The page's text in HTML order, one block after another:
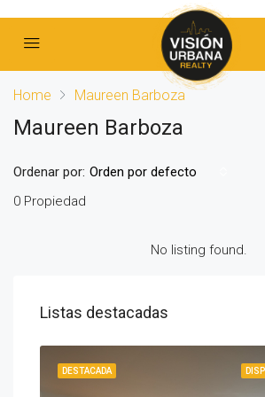
Home Maureen Barboza
Maureen Barboza
0 Propiedad
Ordenar por: Orden por defecto
No listing found.
Listas destacadas
DESTACADA